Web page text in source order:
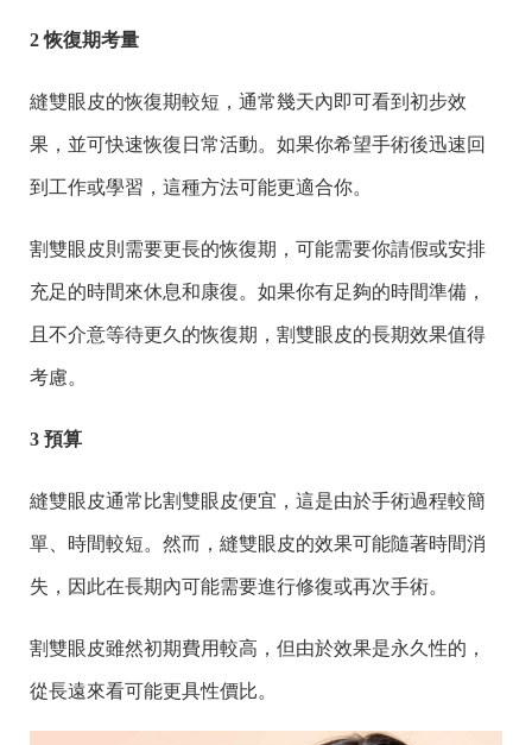
2 恢復期考量
縫雙眼皮的恢復期較短，通常幾天內即可看到初步效
果，並可快速恢復日常活動。如果你希望手術後迅速回
到工作或學習，這種方法可能更適合你。
割雙眼皮則需要更長的恢復期，可能需要你請假或安排
充足的時間來休息和康復。如果你有足夠的時間準備，
且不介意等待更久的恢復期，割雙眼皮的長期效果值得
考慮。
3 預算
縫雙眼皮通常比割雙眼皮便宜，這是由於手術過程較簡
單、時間較短。然而，縫雙眼皮的效果可能隨著時間消
失，因此在長期內可能需要進行修復或再次手術。
割雙眼皮雖然初期費用較高，但由於效果是永久性的，
從長遠來看可能更具性價比。